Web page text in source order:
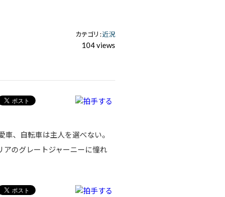
カテゴリ :近況
104 views
、自転車は主人を選べない。
のグレートジャーニーに憧れ